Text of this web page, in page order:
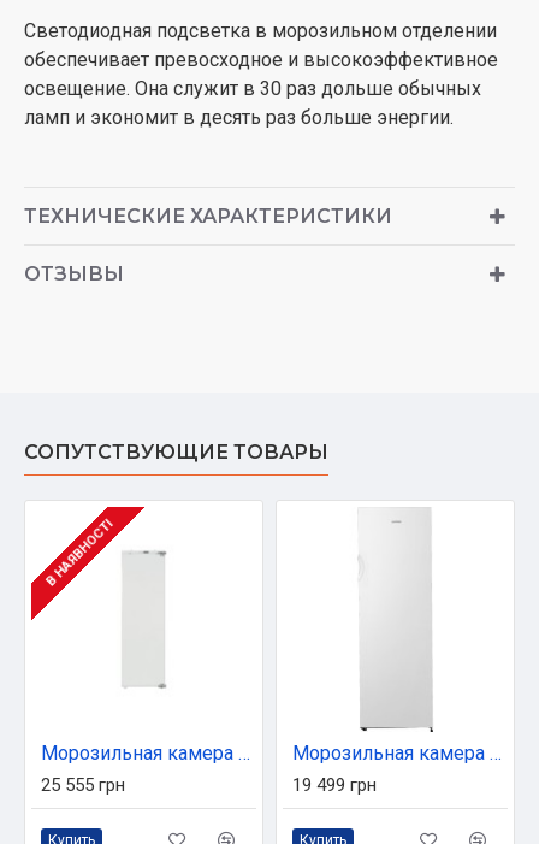
Светодиодная подсветка в морозильном отделении
обеспечивает превосходное и высокоэффективное
освещение. Она служит в 30 раз дольше обычных
ламп и экономит в десять раз больше энергии.
ТЕХНИЧЕСКИЕ ХАРАКТЕРИСТИКИ
ОТЗЫВЫ
СОПУТСТВУЮЩИЕ ТОВАРЫ
В НАЯВНОСТІ
Морозильная камера Vestfrost IFN2791E
25 555 грн
Купить
Морозильная камера Gorenje FN4172CW
19 499 грн
Купить